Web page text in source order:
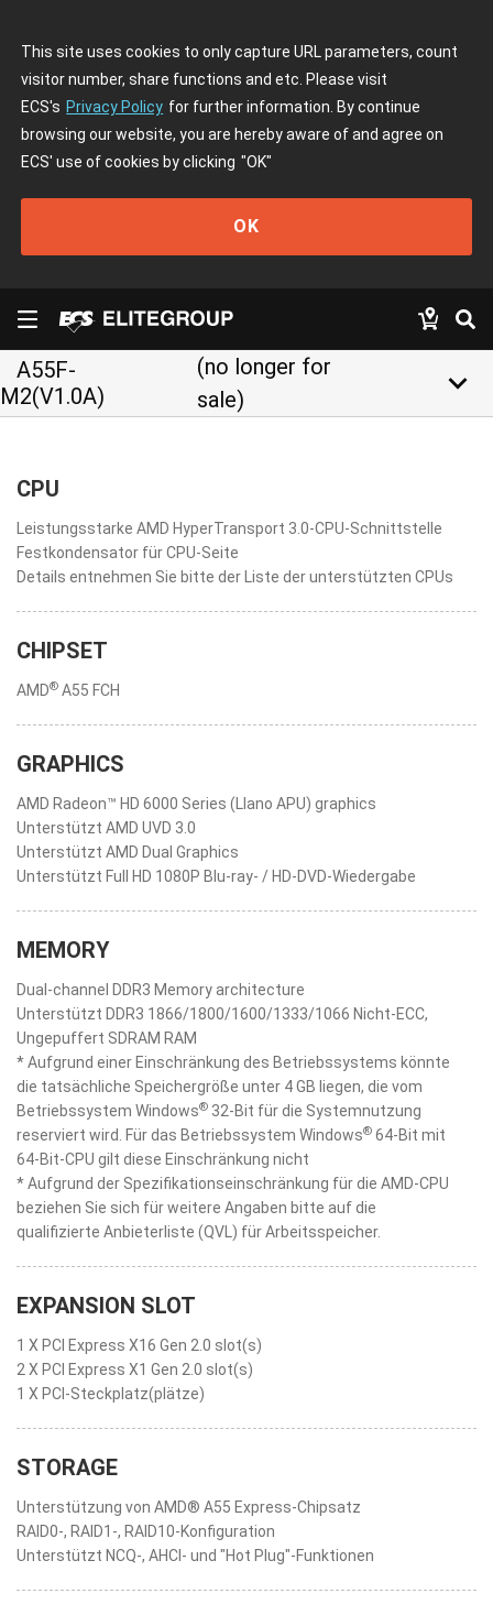
This site uses cookies to only capture URL parameters, count
visitor number, share functions and etc. Please visit
ECS's Privacy Policy for further information. By continue
browsing our website, you are hereby aware of and agree on
ECS' use of cookies by clicking "OK"
OK
A55F-
M2(V1.0A)
(no longer for
sale)
keyboard_arrow_down
CPU
Leistungsstarke AMD HyperTransport 3.0-CPU-Schnittstelle
Festkondensator für CPU-Seite
Details entnehmen Sie bitte der Liste der unterstützten CPUs
CHIPSET
AMD® A55 FCH
GRAPHICS
AMD Radeon™ HD 6000 Series (Llano APU) graphics
Unterstützt AMD UVD 3.0
Unterstützt AMD Dual Graphics
Unterstützt Full HD 1080P Blu-ray- / HD-DVD-Wiedergabe
MEMORY
Dual-channel DDR3 Memory architecture
Unterstützt DDR3 1866/1800/1600/1333/1066 Nicht-ECC,
Ungepuffert SDRAM RAM
* Aufgrund einer Einschränkung des Betriebssystems könnte
die tatsächliche Speichergröße unter 4 GB liegen, die vom
Betriebssystem Windows® 32-Bit für die Systemnutzung
reserviert wird. Für das Betriebssystem Windows® 64-Bit mit
64-Bit-CPU gilt diese Einschränkung nicht
* Aufgrund der Spezifikationseinschränkung für die AMD-CPU
beziehen Sie sich für weitere Angaben bitte auf die
qualifizierte Anbieterliste (QVL) für Arbeitsspeicher.
EXPANSION SLOT
1 X PCI Express X16 Gen 2.0 slot(s)
2 X PCI Express X1 Gen 2.0 slot(s)
1 X PCI-Steckplatz(plätze)
STORAGE
Unterstützung von AMD® A55 Express-Chipsatz
RAID0-, RAID1-, RAID10-Konfiguration
Unterstützt NCQ-, AHCI- und "Hot Plug"-Funktionen